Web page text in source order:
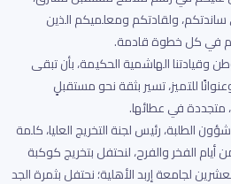
ساندتكم، ولقادتكم ومعلميكم الذين
في كل خطوة قادمة.
وقيادتنا الهاشمية الحكيمة، بأن تبقى
للتميز، تسير بثقة نحو مستقبلٍ
متجددة في عطائها.
الطلبة، رئيس لجنة التخريج العليا، كلمة
الفخر والفرح، لنحتفل بتخريج كوكبة
لجامعة إربد الأهلية؛ نحتفل بثمرة الجد